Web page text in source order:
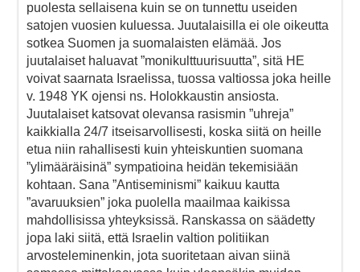
puolesta sellaisena kuin se on tunnettu useiden
satojen vuosien kuluessa. Juutalaisilla ei ole oikeutta
sotkea Suomen ja suomalaisten elämää. Jos
juutalaiset haluavat ”monikulttuurisuutta”, sitä HE
voivat saarnata Israelissa, tuossa valtiossa joka heille
v. 1948 YK ojensi ns. Holokkaustin ansiosta.
Juutalaiset katsovat olevansa rasismin ”uhreja”
kaikkialla 24/7 itseisarvollisesti, koska siitä on heille
etua niin rahallisesti kuin yhteiskuntien suomana
”ylimääräisinä” sympatioina heidän tekemisiään
kohtaan. Sana ”Antiseminismi” kaikuu kautta
”avaruuksien” joka puolella maailmaa kaikissa
mahdollisissa yhteyksissä. Ranskassa on säädetty
jopa laki siitä, että Israelin valtion politiikan
arvosteleminenkin, jota suoritetaan aivan siinä